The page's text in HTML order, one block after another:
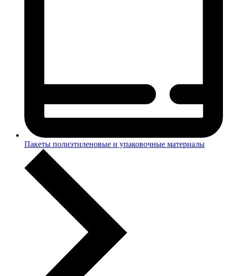
Пакеты полиэтиленовые и упаковочные материалы